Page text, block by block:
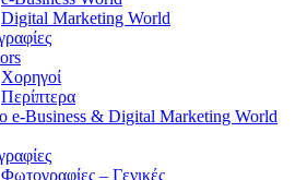
Digital Marketing World
Χορηγοί
Περίπτερα
e-Business & Digital Marketing World
Φωτογραφίες – Γενικές